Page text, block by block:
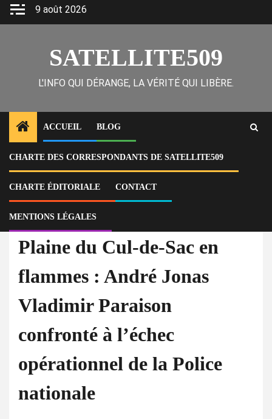
Skip
9 août 2026
SATELLITE509
L'INFO QUI DÉRANGE, LA VÉRITÉ QUI LIBÈRE.
ACCUEIL BLOG
CHARTE DES CORRESPONDANTS DE SATELLITE509
CHARTE ÉDITORIALE CONTACT
MENTIONS LÉGALES
Home
Actu
Plaine du Cul-de-Sac en flammes : André Jonas Vladimir Paraison
confronté à l’échec opérationnel de la Police nationale
À la Une Actu National
Plaine du Cul-de-Sac en
flammes : André Jonas
Vladimir Paraison
confronté à l’échec
opérationnel de la Police
nationale